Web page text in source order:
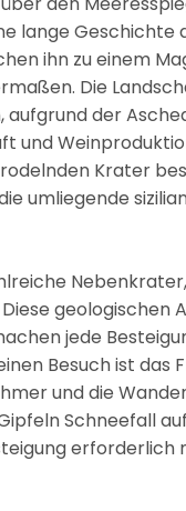
lange Geschichte
ihn zu einem
Die
der
und
Krater
umliegende
geologischen
jede
Besuch ist das
und die
Schneefall
erforderlich